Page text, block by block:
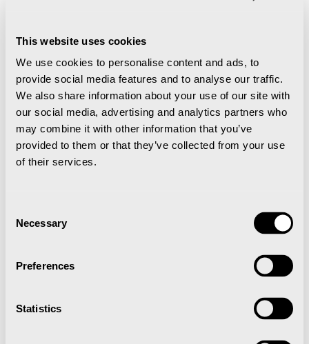
This website uses cookies
We use cookies to personalise content and ads, to
provide social media features and to analyse our traffic.
We also share information about your use of our site with
our social media, advertising and analytics partners who
may combine it with other information that you’ve
provided to them or that they’ve collected from your use
of their services.
Selection
Necessary
Preferences
Statistics
4. Besøk gruve 3
sett. Det var nemlig gruvedriften som førte til at
Longyearbyen i sin tid ble etablert som bosetning.